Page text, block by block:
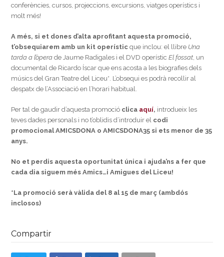
conferències, cursos, projeccions, excursions, viatges operístics i
molt més!
A més, si et dones d’alta aprofitant aquesta promoció,
t’obsequiarem amb un kit operísticque inclou: el llibre Una
tarda a l’òperade Jaume Radigales i el DVD operísticEl fossat, un
documental de Ricardo Íscar que ens acosta a les biografies dels
músics del Gran Teatre del Liceu*. L’obsequi es podrà recollir al
despatx de l’Associació en l’horari habitual.
Per tal de gaudir d’aquesta promoció clica aquí, introdueix les
teves dades personals i no t’oblidis d’introduir el codi
promocional AMICSDONA o AMICSDONA35 si ets menor de 35
anys.
No et perdis aquesta oportunitat única i ajuda’ns a fer que
cada dia siguem més Amics…i Amigues del Liceu!
*La promoció serà vàlida del 8 al 15 de març (ambdós
inclosos)
Compartir